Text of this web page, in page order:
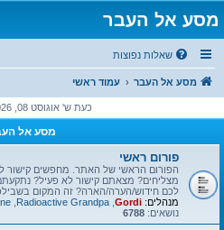
מסע אל העבר
שאלות נפוצות
מסע אל העבר עמוד ראשי
כעת ש' אוגוסט 08, 2026 5:17 am
מסע אל
פורום ראשי
הפורום הראשי של האתר. מחפשים קישור
מצליחים? מצאתם קישור לא פעיל?
לכם חידוש/הערה/הארה? זה המקום
מנהלים: Gordi
Radioactive Grandpa
נושאים: 6788